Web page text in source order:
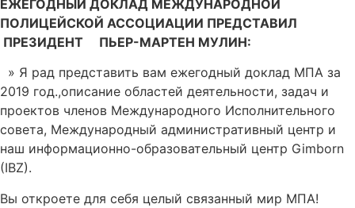
ЕЖЕГОДНЫЙ ДОКЛАД МЕЖДУНАРОДНОЙ
ПОЛИЦЕЙСКОЙ АССОЦИАЦИИ ПРЕДСТАВИЛ
ПРЕЗИДЕНТ ПЬЕР-МАРТЕН МУЛИН:
» Я рад представить вам ежегодный доклад МПА за
2019 год.,описание областей деятельности, задач и
проектов членов Международного Исполнительного
совета, Международный административный центр и
наш информационно-образовательный центр Gimborn
(IBZ).
Вы откроете для себя целый связанный мир МПА!